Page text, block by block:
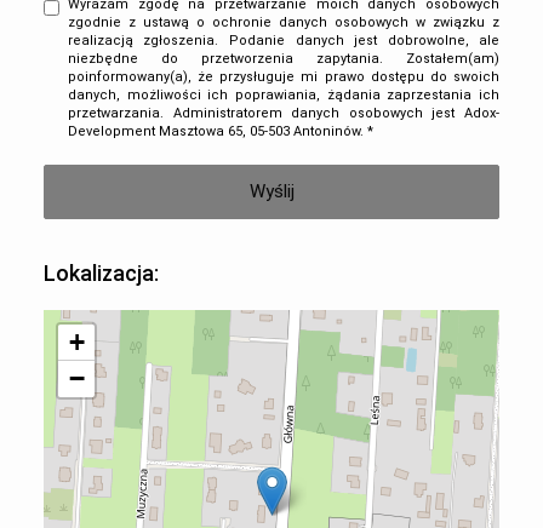
Wyrażam zgodę na przetwarzanie moich danych osobowych
zgodnie z ustawą o ochronie danych osobowych w związku z
realizacją zgłoszenia. Podanie danych jest dobrowolne, ale
niezbędne do przetworzenia zapytania. Zostałem(am)
poinformowany(a), że przysługuje mi prawo dostępu do swoich
danych, możliwości ich poprawiania, żądania zaprzestania ich
przetwarzania. Administratorem danych osobowych jest Adox-
Development Masztowa 65, 05-503 Antoninów. *
Lokalizacja:
+
−